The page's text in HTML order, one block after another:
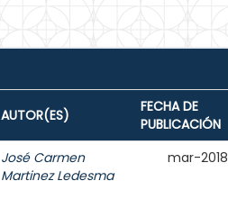
AUTOR(ES)
FECHA DE
PUBLICACIÓN
José Carmen
Martinez Ledesma
mar-2018